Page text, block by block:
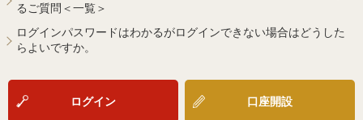
るご質問＜一覧＞
ログインパスワードはわかるがログインできない場合はどうした
らよいですか。
ログイン 口座開設